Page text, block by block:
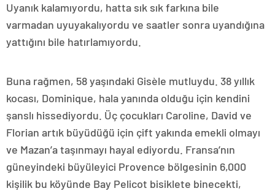
Uyanık kalamıyordu, hatta sık sık farkına bile
varmadan uyuyakalıyordu ve saatler sonra uyandığına
yattığını bile hatırlamıyordu.
Buna rağmen, 58 yaşındaki Gisèle mutluydu. 38 yıllık
kocası, Dominique, hala yanında olduğu için kendini
şanslı hissediyordu. Üç çocukları Caroline, David ve
Florian artık büyüdüğü için çift yakında emekli olmayı
ve Mazan’a taşınmayı hayal ediyordu. Fransa’nın
güneyindeki büyüleyici Provence bölgesinin 6,000
kişilik bu köyünde Bay Pelicot bisiklete binecekti,